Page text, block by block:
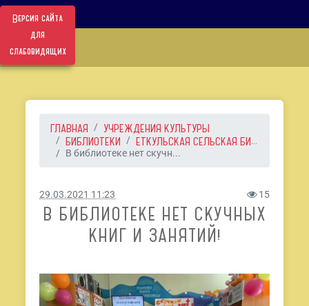
Версия сайта
для
слабовидящих
ГЛАВНАЯ
УЧРЕЖДЕНИЯ КУЛЬТУРЫ
БИБЛИОТЕКИ
ЕТКУЛЬСКАЯ СЕЛЬСКАЯ БИ...
В библиотеке нет скучн...
29.03.2021 11:23 15
В БИБЛИОТЕКЕ НЕТ СКУЧНЫХ
КНИГ И ЗАНЯТИЙ!